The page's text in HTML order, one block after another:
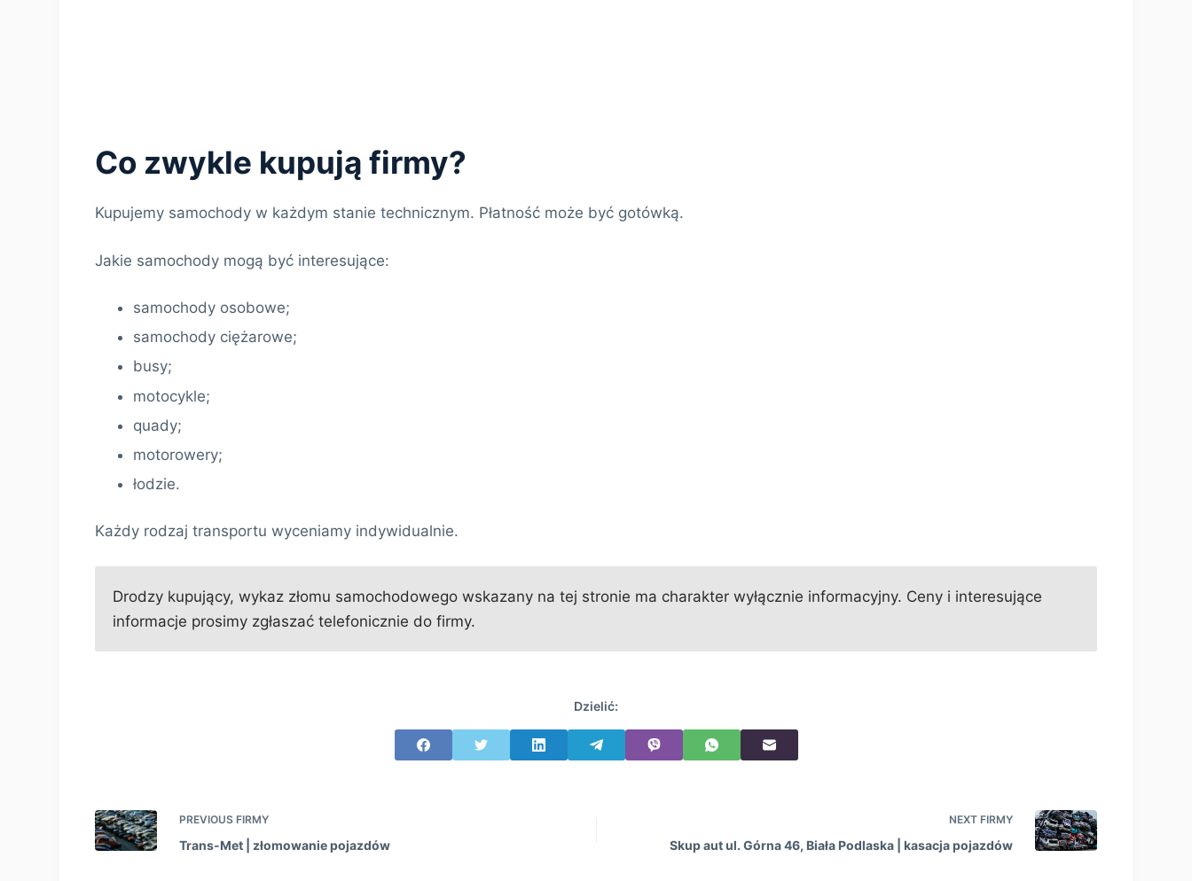
Co zwykle kupują firmy?
Kupujemy samochody w każdym stanie technicznym. Płatność może być gotówką.
Jakie samochody mogą być interesujące:
samochody osobowe;
samochody ciężarowe;
busy;
motocykle;
quady;
motorowery;
łodzie.
Każdy rodzaj transportu wyceniamy indywidualnie.
Drodzy kupujący, wykaz złomu samochodowego wskazany na tej stronie ma charakter wyłącznie informacyjny. Ceny i interesujące
informacje prosimy zgłaszać telefonicznie do firmy.
Dzielić:
PREVIOUS FIRMY
Trans-Met | złomowanie pojazdów
NEXT FIRMY
Skup aut ul. Górna 46, Biała Podlaska | kasacja pojazdów